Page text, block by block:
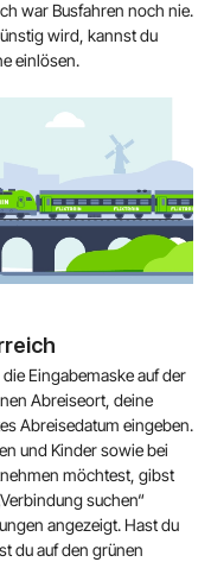
war Busfahren noch nie.
wird, kannst du
einlösen.
Eingabemaske auf der
Abreiseort, deine
Abreisedatum eingeben.
und Kinder sowie bei
möchtest, gibst
suchen“
angezeigt. Hast du
du auf den grünen